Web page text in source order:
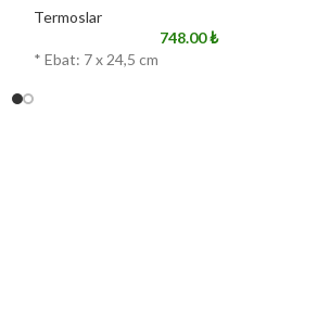
Termoslar
748.00₺
* Ebat: 7 x 24,5 cm